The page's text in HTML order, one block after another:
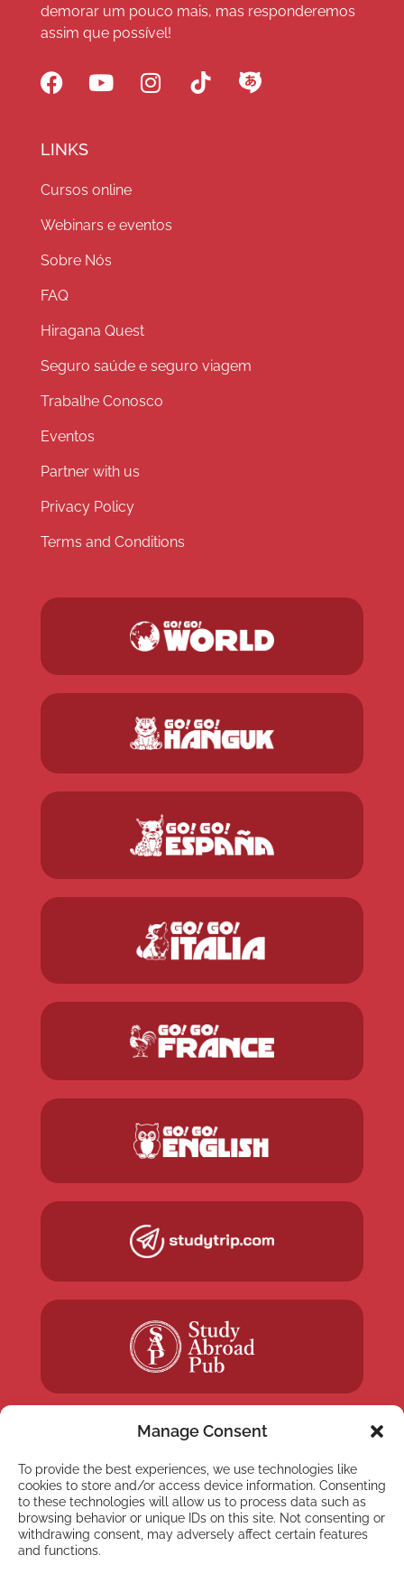
Manage Consent
To provide the best experiences, we use technologies like
cookies to store and/or access device information. Consenting
to these technologies will allow us to process data such as
browsing behavior or unique IDs on this site. Not consenting or
withdrawing consent, may adversely affect certain features
and functions.
demorar um pouco mais, mas responderemos
assim que possível!
LINKS
Cursos online
Webinars e eventos
Sobre Nós
FAQ
Hiragana Quest
Seguro saúde e seguro viagem
Trabalhe Conosco
Eventos
Partner with us
Privacy Policy
Terms and Conditions
NEWSLETTER
Inscreva-se em nossa
newsletter